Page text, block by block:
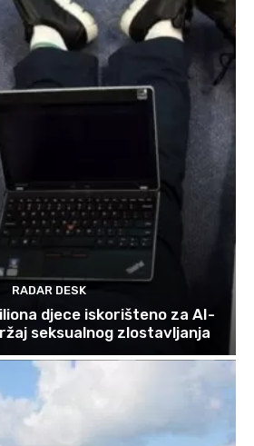
RADAR DESK
djece iskorišteno za AI-
seksualnog zlostavljanja